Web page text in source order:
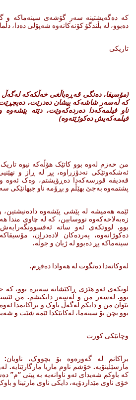
کە ده‌گه‌یشتینه‌ سه‌ر گۆشه‌ی سینه‌ماکه‌ و
ده‌بوو، له‌ بڵندگۆ کۆنه‌کانه‌وه‌ شه‌پۆلی ده‌دا،
تاریکی
(مۆسیقا، دەنگی قەڕەباڵغی خەڵکەکە لەگەڵ
کە لەسەر شاشەکە پیشان دەدرێت،
ناو فیلمەکەدا دەردەکەوێت، دێتە
فیلمەکەیش دەکوژێتەوە)
من حه‌زم له‌وه‌ بوو کاتێک هۆڵه‌که‌ نیوه‌
ئه‌شکه‌وتێکی نه‌دۆزراوه‌، پڕ له‌ ڕاز‌ و
قه‌دیفه‌ قورسه‌که‌دا ده‌ڕۆیشتم، وه‌ک ئه‌وه‌
پشتمه‌وه‌ به‌جێ بهێڵم ‌و بڕۆمه‌ ناو جیهانێکی
ئێمه‌ هه‌میشه‌ له‌ پێشی پێشه‌وه‌
زەبەلاحەکەوە نووسابین‌، که‌ له‌ چاوی مندا
بوو. لووتکه‌ی ئه‌و ساته‌
ده‌کوژانه‌وه‌، په‌رده‌کان لاده‌دران،
سینه‌ماکه‌ پڕ ده‌بوو له‌ ژیان ‌و جوڵه‌.
له‌وکاته‌دا ده‌تگوت له‌ هه‌وادا ده‌فڕم.
لوتکه‌ی ئه‌و هێزی ڕاکێشانه‌ سه‌یره‌ بوو،
بوو. له‌سه‌ر من ‌و له‌سه‌ر دایکیشم. من
نێوان من ‌و دایکم‌ له‌گه‌ڵ باوک ‌و براکانمدا
بوو بچن بۆ سینه‌ما، له‌کاتێکدا ئێمه‌ شێت‌ و
وچانێکی کورت
براکانم له‌ گه‌وره‌وه‌ بۆ بچووک، ناویان:
مارسێلینۆیه‌. خۆشم ناوم ماریا مارگارێتایه‌.
که‌ باوکم شه‌یدای ئه‌و ناوانه‌یه‌ به‌ پیتی
خۆی ناوی مێداردۆیه‌، دایکی ناوی مارتینا و